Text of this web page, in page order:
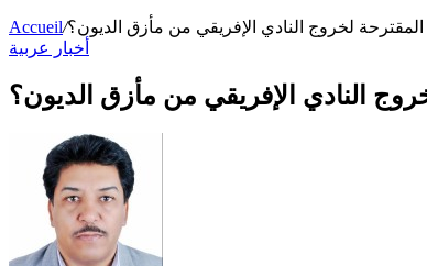
Accueil/لخروج النادي الإفريقي من مأزق الديون؟
أخبار عربية
النادي الإفريقي من مأزق الديون؟